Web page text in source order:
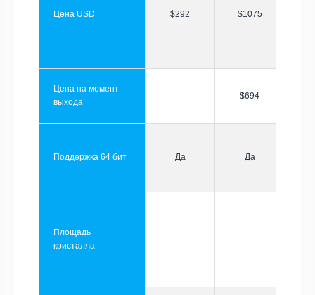
Цена USD $292 $1075
Цена на момент
выхода
- $694
Поддержка 64 бит Да Да
Площадь
кристалла
- -